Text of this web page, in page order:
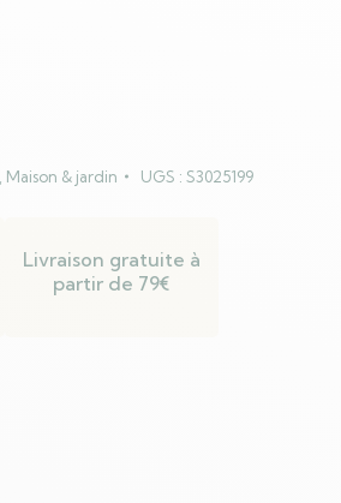
Maison & jardin UGS : S3025199
Livraison gratuite à
partir de 79€